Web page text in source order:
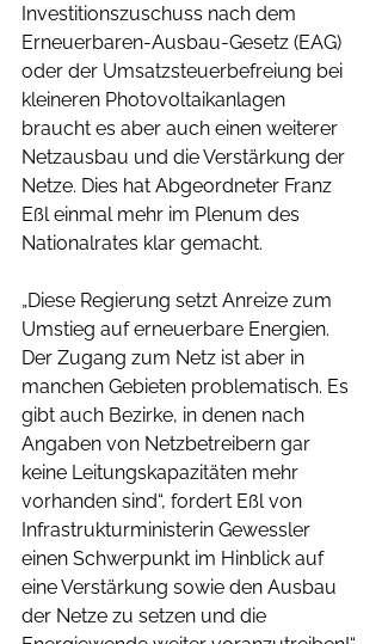
Investitionszuschuss nach dem
Erneuerbaren-Ausbau-Gesetz (EAG)
oder der Umsatzsteuerbefreiung bei
kleineren Photovoltaikanlagen
braucht es aber auch einen weiterer
Netzausbau und die Verstärkung der
Netze. Dies hat Abgeordneter Franz
Eßl einmal mehr im Plenum des
Nationalrates klar gemacht.
„Diese Regierung setzt Anreize zum
Umstieg auf erneuerbare Energien.
Der Zugang zum Netz ist aber in
manchen Gebieten problematisch. Es
gibt auch Bezirke, in denen nach
Angaben von Netzbetreibern gar
keine Leitungskapazitäten mehr
vorhanden sind“, fordert Eßl von
Infrastrukturministerin Gewessler
einen Schwerpunkt im Hinblick auf
eine Verstärkung sowie den Ausbau
der Netze zu setzen und die